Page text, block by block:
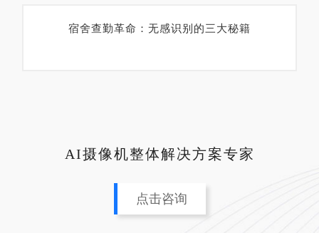
宿舍查勤革命：无感识别的三大秘籍
AI摄像机整体解决方案专家
点击咨询